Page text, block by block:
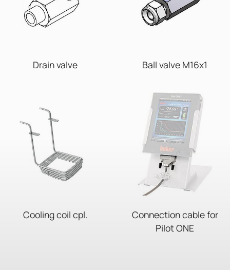
Drain valve Ball valve M16x1
Cooling coil cpl.
Connection cable for
Pilot ONE